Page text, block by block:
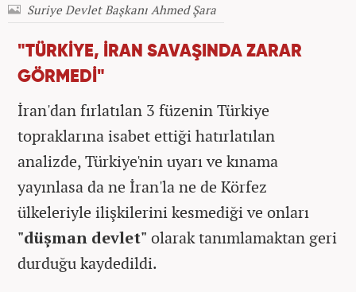
Suriye Devlet Başkanı Ahmed Şara
"TÜRKİYE, İRAN SAVAŞINDA ZARAR
GÖRMEDİ"
İran'dan fırlatılan 3 füzenin Türkiye
topraklarına isabet ettiği hatırlatılan
analizde, Türkiye'nin uyarı ve kınama
yayınlasa da ne İran'la ne de Körfez
ülkeleriyle ilişkilerini kesmediği ve onları
"düşman devlet" olarak tanımlamaktan geri
durduğu kaydedildi.